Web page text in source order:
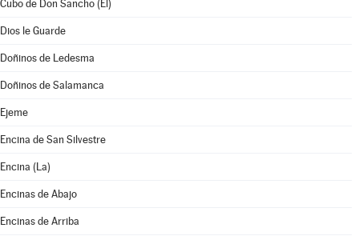
Cubo de Don Sancho (El)
Dios le Guarde
Doñinos de Ledesma
Doñinos de Salamanca
Ejeme
Encina de San Silvestre
Encina (La)
Encinas de Abajo
Encinas de Arriba